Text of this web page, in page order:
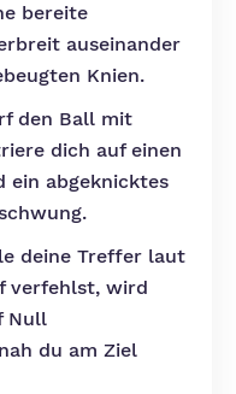
bereite
auseinander
Knien.
den Ball mit
dich auf einen
ein abgeknicktes
deine Treffer laut
verfehlst, wird
Null
du am Ziel